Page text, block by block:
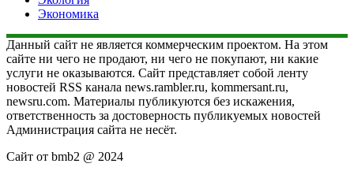
Экономика
Данный сайт не является коммерческим проектом. На этом
сайте ни чего не продают, ни чего не покупают, ни какие
услуги не оказываются. Сайт представляет собой ленту
новостей RSS канала news.rambler.ru, kommersant.ru,
newsru.com. Материалы публикуются без искажения,
ответственность за достоверность публикуемых новостей
Администрация сайта не несёт.
Сайт от bmb2 @ 2024